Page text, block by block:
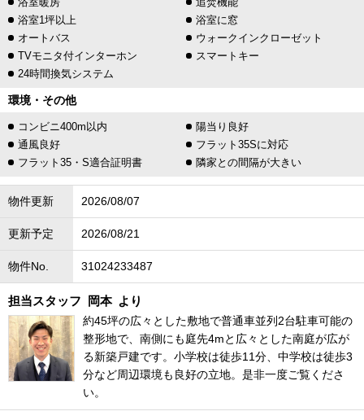
浴室1坪以上
浴室に窓
オートバス
ウォークインクローゼット
TVモニタ付インターホン
スマートキー
24時間換気システム
環境・その他
コンビニ400m以内
陽当り良好
通風良好
フラット35Sに対応
フラット35・S適合証明書
隣家との間隔が大きい
物件更新 2026/08/07
更新予定 2026/08/21
物件No. 31024233487
担当スタッフ 岡本 より
約45坪の広々とした敷地で普通車並列2台駐車可能の
整形地で、南側にも庭先4mと広々とした南庭が広が
る新築戸建です。小学校は徒歩11分、中学校は徒歩3
分など周辺環境も良好の立地。是非一度ご覧くださ
い。